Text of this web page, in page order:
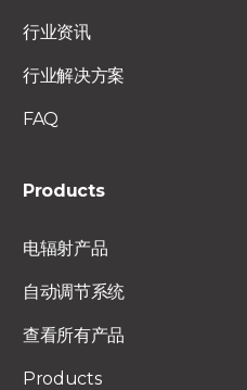
行业资讯
行业解决方案
FAQ
Products
电辐射产品
自动调节系统
查看所有产品
Products